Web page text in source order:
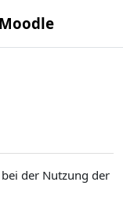
der Nutzung der